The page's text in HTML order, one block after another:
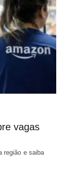
vagas
região e saiba